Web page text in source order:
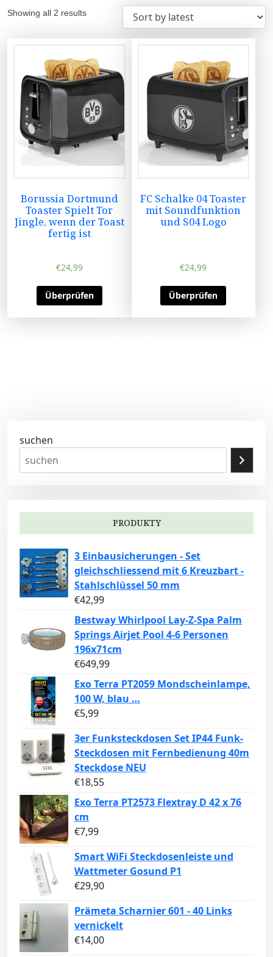
Showing all 2 results
Borussia Dortmund
Toaster Spielt Tor
Jingle, wenn der Toast
fertig ist
€24,99
Überprüfen
FC Schalke 04 Toaster
mit Soundfunktion
und S04 Logo
€24,99
Überprüfen
suchen
PRODUKTY
3 Einbausicherungen - Set
gleichschliessend mit 6 Kreuzbart -
Stahlschlüssel 50 mm
€42,99
Bestway Whirlpool Lay-Z-Spa Palm
Springs Airjet Pool 4-6 Personen
196x71cm
€649,99
Exo Terra PT2059 Mondscheinlampe,
100 W, blau …
€5,99
3er Funksteckdosen Set IP44 Funk-
Steckdosen mit Fernbedienung 40m
Steckdose NEU
€18,55
Exo Terra PT2573 Flextray D 42 x 76
cm
€7,99
Smart WiFi Steckdosenleiste und
Wattmeter Gosund P1
€29,90
Prämeta Scharnier 601 - 40 Links
vernickelt
€14,00